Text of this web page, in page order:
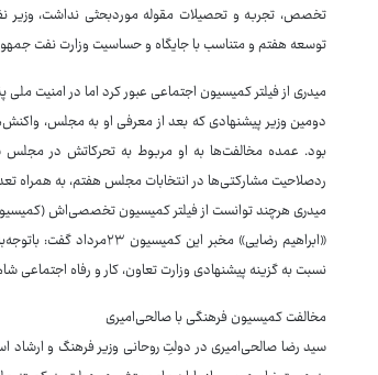
تخصص، تجربه و تحصیلات مقوله موردبحثی نداشت، وزیر
توسعه هفتم و متناسب با جایگاه و حساسیت وزارت نفت
میدری از فیلتر کمیسیون اجتماعی عبور کرد اما در امنیت ملی
دومین وزیر پیشنهادی که بعد از معرفی او به مجلس،
بود. عمده مخالفت‌ها به او مربوط به تحرکاتش در مجلس
ردصلاحیت مشارکتی‌ها در انتخابات مجلس هفتم، به همراه
میدری هرچند توانست از فیلتر کمیسیون تخصصی‌اش
«ابراهیم رضایی» مخبر
نسبت به گزینه پیشنهادی وزارت تعاون، کار و رفاه اجتماعی
مخالفت کمیسیون فرهنگی با صالحی‌امیری
سید رضا صالحی‌امیری در دولتِ روحانی وزیر فرهنگ و ارشاد